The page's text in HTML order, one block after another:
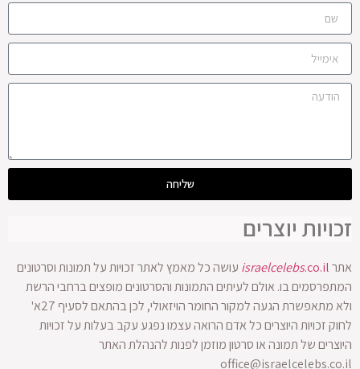
שליחה
זכויות יוצרים
אתר israelcelebs.co.il
עושה כל מאמץ לאתר זכויות על תמונות וסרטונים
המתפרסמים בו. אולם לעיתים התמונות והסרטונים מופצים ברחבי הרשת
ולא מתאפשרת הגעה למקור החומר הויזאולי, לכן בהתאם לסעיף 27א'
לחוק זכויות היוצרים כל אדם הרואה עצמו נפגע עקב בעלות על זכויות
היוצרים של תמונה או סרטון מוזמן לפנות להנהלת האתר
office@israelcelebs.co.il